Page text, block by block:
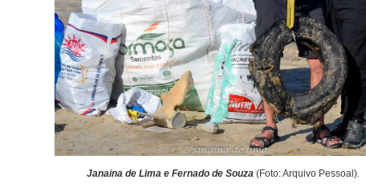
Janaina de Lima e Fernado de Souza (Foto: Arquivo Pessoal).